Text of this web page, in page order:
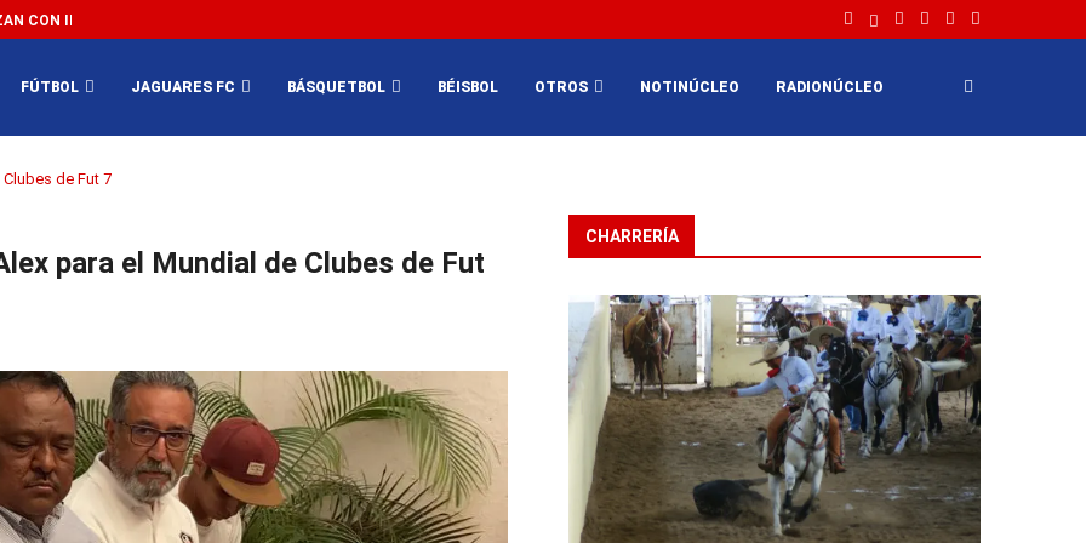
CON IMPEDIR EL MÉXICO VS SUDÁFRICA...
FÚTBOL JAGUARES FC BÁSQUETBOL BÉISBOL OTROS NOTINÚCLEO RADIONÚCLEO
de Fut 7
para el Mundial de Clubes de Fut
CHARRERÍA